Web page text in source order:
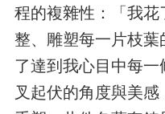
程的複雜性：「我
整、雕塑每一片枝
了達到我心目中每
叉起伏的角度與美